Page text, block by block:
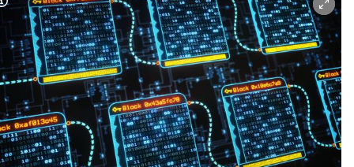
Copyright-Hinweis öffnen/schließen